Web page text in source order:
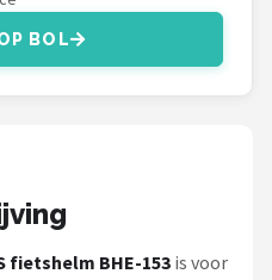
BOL
fietshelm BHE-153 is voor